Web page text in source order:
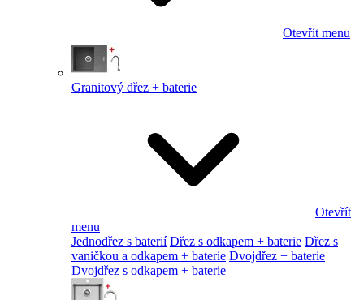
Otevřít menu
Granitový dřez + baterie
Otevřít
menu
Jednodřez s baterií Dřez s odkapem + baterie Dřez s
vaničkou a odkapem + baterie Dvojdřez + baterie
Dvojdřez s odkapem + baterie